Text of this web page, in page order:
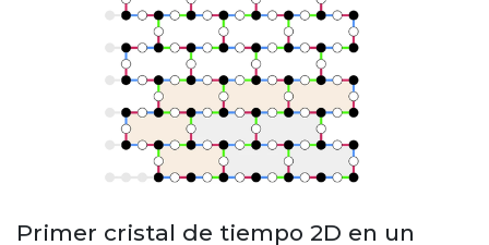
Primer cristal de tiempo 2D en un